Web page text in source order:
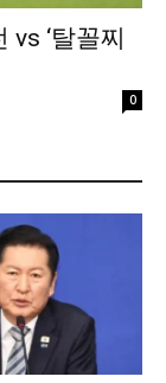
vs ‘탈꼴찌
0